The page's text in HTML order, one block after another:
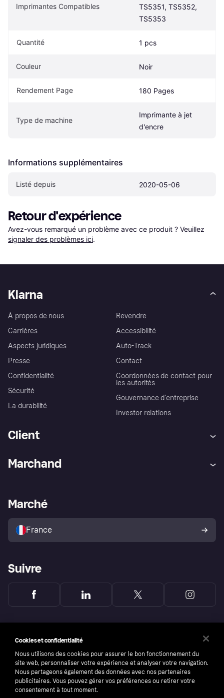
Imprimantes Compatibles
TS5351, TS5352,
TS5353
Quantité 1 pcs
Couleur Noir
Rendement Page 180 Pages
Type de machine
Imprimante à jet
d'encre
Informations supplémentaires
Listé depuis 2020-05-06
Retour d'expérience
Avez-vous remarqué un problème avec ce produit ? Veuillez
signaler des problèmes ici.
Klarna
À propos de nous
Carrières
Aspects juridiques
Presse
Confidentialité
Sécurité
La durabilité
Revendre
Accessibilité
Auto-Track
Contact
Coordonnées de contact pour
les autorités
Gouvernance d’entreprise
Investor relations
Client
Explorez les magasins
Politique de protection de
l’acheteur Klarna
Marchand
Portail Marchand
Marché
France
Suivre
Cookies et confidentialité
Nous utilisons des cookies pour assurer le bon fonctionnement du
site web, personnaliser votre expérience et analyser votre navigation.
Nous partageons également des données avec nos partenaires
publicitaires. Vous pouvez gérer vos préférences ou retirer votre
consentement à tout moment.